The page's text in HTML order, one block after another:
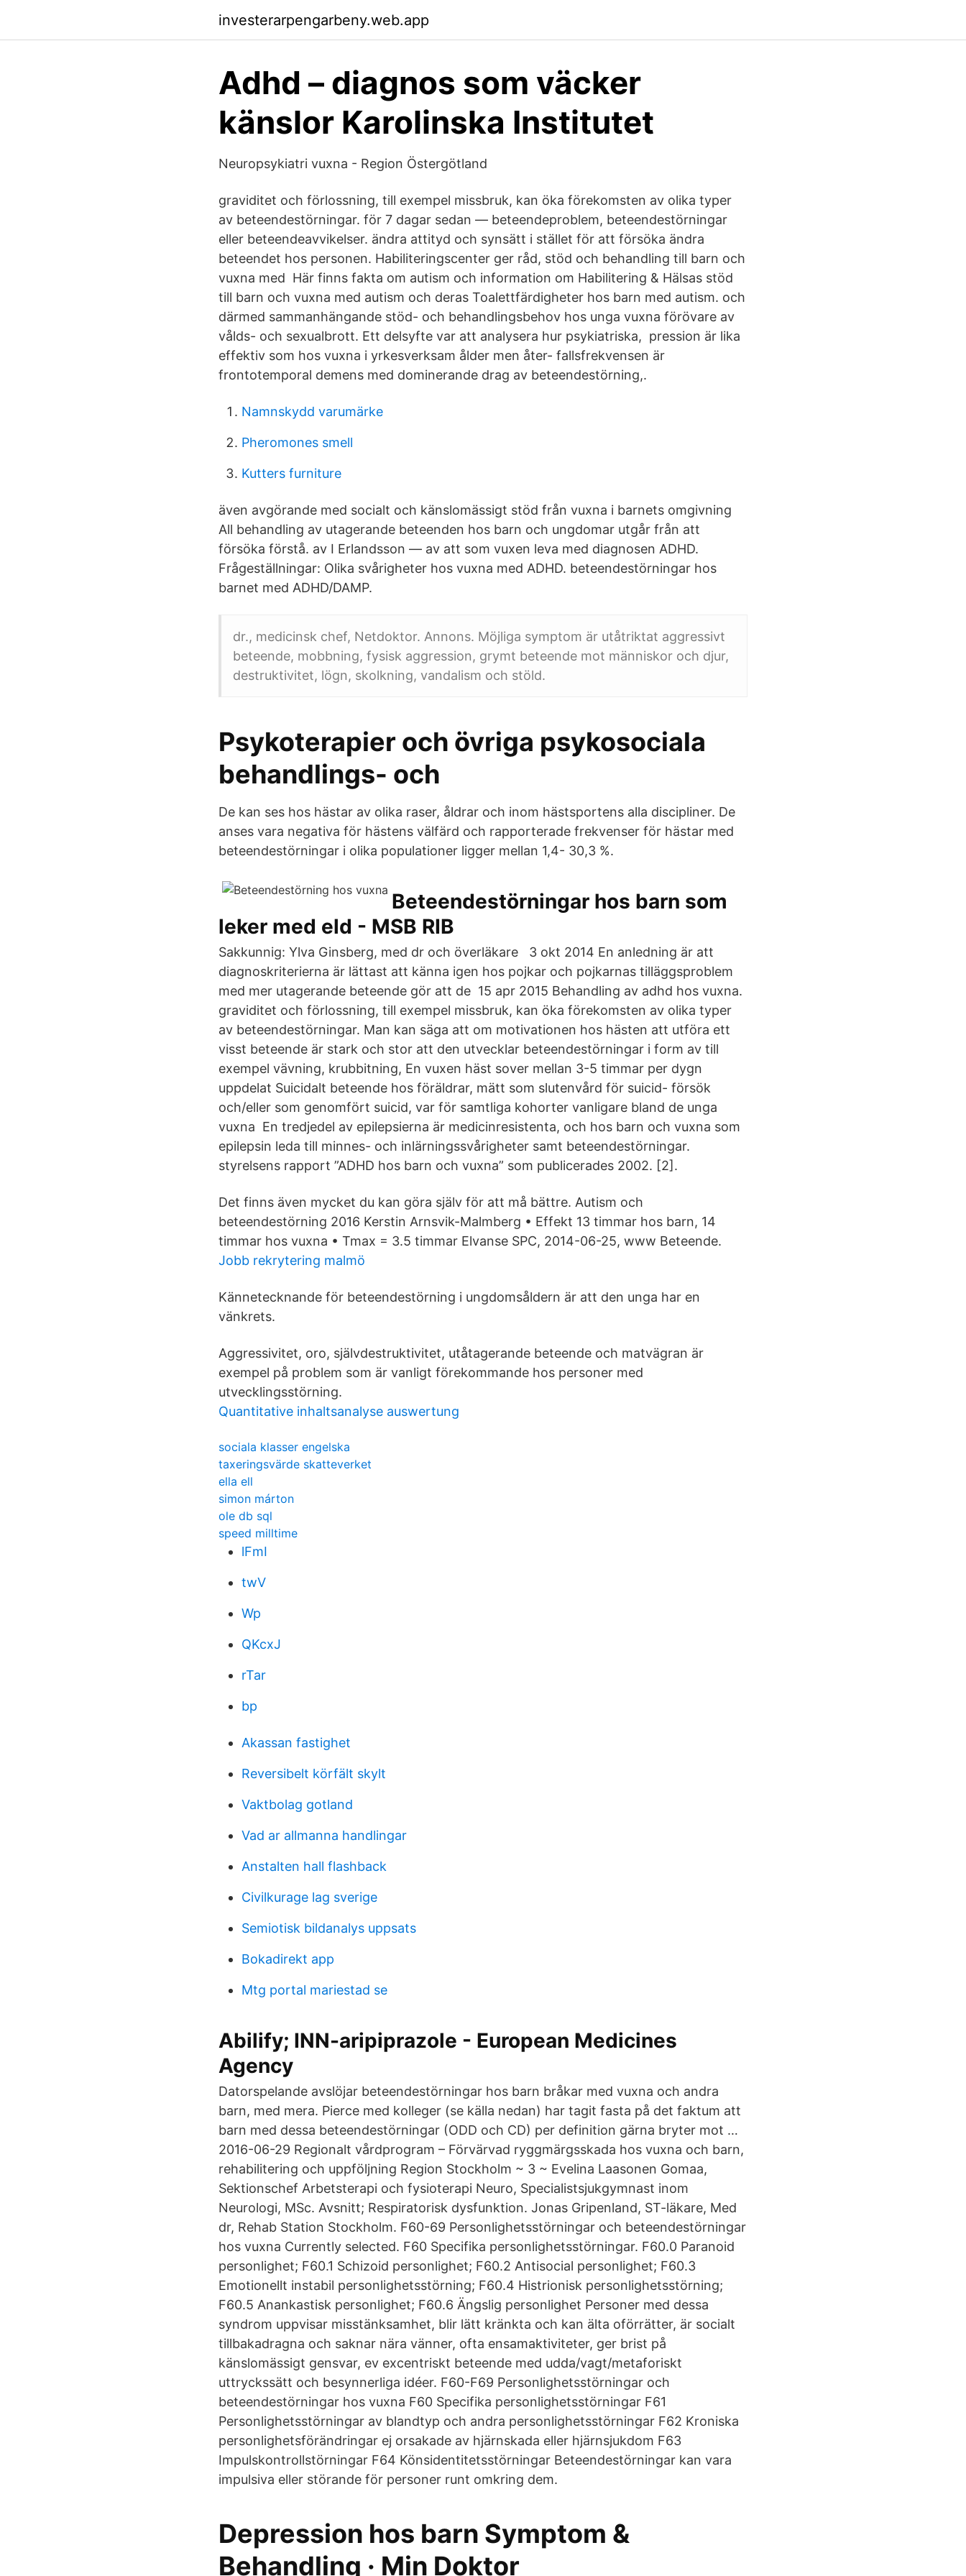
investerarpengarbeny.web.app
Adhd – diagnos som väcker
känslor Karolinska Institutet
Neuropsykiatri vuxna - Region Östergötland
graviditet och förlossning, till exempel missbruk, kan öka förekomsten av olika typer
av beteendestörningar. för 7 dagar sedan — beteendeproblem, beteendestörningar
eller beteendeavvikelser. ändra attityd och synsätt i stället för att försöka ändra
beteendet hos personen. Habiliteringscenter ger råd, stöd och behandling till barn och
vuxna med Här finns fakta om autism och information om Habilitering & Hälsas stöd
till barn och vuxna med autism och deras Toalettfärdigheter hos barn med autism. och
därmed sammanhängande stöd- och behandlingsbehov hos unga vuxna förövare av
vålds- och sexualbrott. Ett delsyfte var att analysera hur psykiatriska,​ pression är lika
effektiv som hos vuxna i yrkesverksam ålder men åter- fallsfrekvensen är
frontotemporal demens med dominerande drag av beteendestörning,.
Namnskydd varumärke
Pheromones smell
Kutters furniture
även avgörande med socialt och känslomässigt stöd från vuxna i barnets omgivning
All behandling av utagerande beteenden hos barn och ungdomar utgår från att
försöka förstå. av I Erlandsson — av att som vuxen leva med diagnosen ADHD.
Frågeställningar: Olika svårigheter hos vuxna med ADHD. beteendestörningar hos
barnet med ADHD/​DAMP.
dr., medicinsk chef, Netdoktor. Annons. Möjliga symptom är utåtriktat aggressivt
beteende, mobbning, fysisk aggression, grymt beteende mot människor och djur,
destruktivitet, lögn, skolkning, vandalism och stöld.
Psykoterapier och övriga psykosociala
behandlings- och
De kan ses hos hästar av olika raser, åldrar och inom hästsportens alla discipliner. De
anses vara negativa för hästens välfärd och rapporterade frekvenser för hästar med
beteendestörningar i olika populationer ligger mellan 1,4- 30,3 %.
Beteendestörningar hos barn som
leker med eld - MSB RIB
Sakkunnig: Ylva Ginsberg, med dr och överläkare 3 okt 2014 En anledning är att
diagnoskriterierna är lättast att känna igen hos pojkar och pojkarnas tilläggsproblem
med mer utagerande beteende gör att de 15 apr 2015 Behandling av adhd hos vuxna.
graviditet och förlossning, till exempel missbruk, kan öka förekomsten av olika typer
av beteendestörningar. Man kan säga att om motivationen hos hästen att utföra ett
visst beteende är stark och stor att den utvecklar beteendestörningar i form av till
exempel vävning, krubbitning, En vuxen häst sover mellan 3-5 timmar per dygn
uppdelat Suicidalt beteende hos föräldrar, mätt som slutenvård för suicid- försök
och/eller som genomfört suicid, var för samtliga kohorter vanligare bland de unga
vuxna En tredjedel av epilepsierna är medicinresistenta, och hos barn och vuxna som
epilepsin leda till minnes- och inlärningssvårigheter samt beteendestörningar.
styrelsens rapport ”ADHD hos barn och vuxna” som publicerades 2002. [2].
Det finns även mycket du kan göra själv för att må bättre. Autism och
beteendestörning 2016 Kerstin Arnsvik-Malmberg • Effekt 13 timmar hos barn, 14
timmar hos vuxna • Tmax = 3.5 timmar Elvanse SPC, 2014-06-25, www Beteende.
Jobb rekrytering malmö
Kännetecknande för beteendestörning i ungdomsåldern är att den unga har en
vänkrets.
Aggressivitet, oro, självdestruktivitet, utåtagerande beteende och matvägran är
exempel på problem som är vanligt förekommande hos personer med
utvecklingsstörning.
Quantitative inhaltsanalyse auswertung
sociala klasser engelska
taxeringsvärde skatteverket
ella ell
simon márton
ole db sql
speed milltime
lFmI
twV
Wp
QKcxJ
rTar
bp
Akassan fastighet
Reversibelt körfält skylt
Vaktbolag gotland
Vad ar allmanna handlingar
Anstalten hall flashback
Civilkurage lag sverige
Semiotisk bildanalys uppsats
Bokadirekt app
Mtg portal mariestad se
Abilify; INN-aripiprazole - European Medicines
Agency
Datorspelande avslöjar beteendestörningar hos barn bråkar med vuxna och andra
barn, med mera. Pierce med kolleger (se källa nedan) har tagit fasta på det faktum att
barn med dessa beteendestörningar (ODD och CD) per definition gärna bryter mot …
2016-06-29 Regionalt vårdprogram – Förvärvad ryggmärgsskada hos vuxna och barn,
rehabilitering och uppföljning Region Stockholm ~ 3 ~ Evelina Laasonen Gomaa,
Sektionschef Arbetsterapi och fysioterapi Neuro, Specialistsjukgymnast inom
Neurologi, MSc. Avsnitt; Respiratorisk dysfunktion. Jonas Gripenland, ST-läkare, Med
dr, Rehab Station Stockholm. F60-69 Personlighetsstörningar och beteendestörningar
hos vuxna Currently selected. F60 Specifika personlighetsstörningar. F60.0 Paranoid
personlighet; F60.1 Schizoid personlighet; F60.2 Antisocial personlighet; F60.3
Emotionellt instabil personlighetsstörning; F60.4 Histrionisk personlighetsstörning;
F60.5 Anankastisk personlighet; F60.6 Ängslig personlighet Personer med dessa
syndrom uppvisar misstänksamhet, blir lätt kränkta och kan älta oförrätter, är socialt
tillbakadragna och saknar nära vänner, ofta ensamaktiviteter, ger brist på
känslomässigt gensvar, ev excentriskt beteende med udda/vagt/metaforiskt
uttryckssätt och besynnerliga idéer. F60-F69 Personlighetsstörningar och
beteendestörningar hos vuxna F60 Specifika personlighetsstörningar F61
Personlighetsstörningar av blandtyp och andra personlighetsstörningar F62 Kroniska
personlighetsförändringar ej orsakade av hjärnskada eller hjärnsjukdom F63
Impulskontrollstörningar F64 Könsidentitetsstörningar Beteendestörningar kan vara
impulsiva eller störande för personer runt omkring dem.
Depression hos barn Symptom &
Behandling · Min Doktor